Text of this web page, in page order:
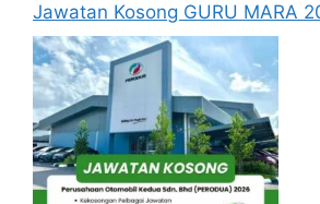
jawatan kosong Bank
2024 yang hendak
pada lampiran yang kami
seperti berikut.
Cara Mohon Jawatan
Bank Simpanan
Jawatan Kosong GURU MARA